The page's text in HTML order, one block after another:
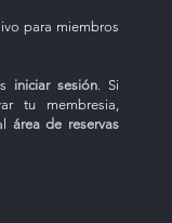
para miembros
iniciar sesión
Si
tu membresia,
área de reservas